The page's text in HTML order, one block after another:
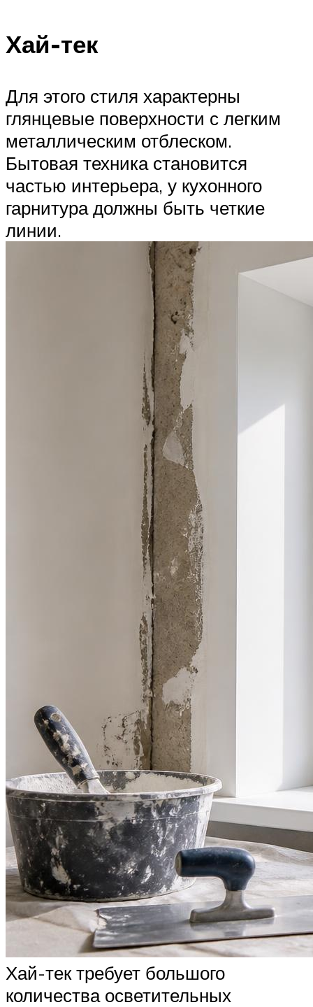
Хай-тек
Для этого стиля характерны
глянцевые поверхности с легким
металлическим отблеском.
Бытовая техника становится
частью интерьера, у кухонного
гарнитура должны быть четкие
линии.
Хай-тек требует большого
количества осветительных